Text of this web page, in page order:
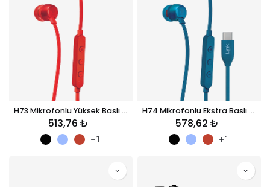
H73 Mikrofonlu Yüksek Baslı AUX Kablolu Kulak İçi Kulaklık
513,76 ₺
+1
H74 Mikrofonlu Ekstra Baslı Kulak İçi Type-C Kablolu Kulaklık
578,62 ₺
+1